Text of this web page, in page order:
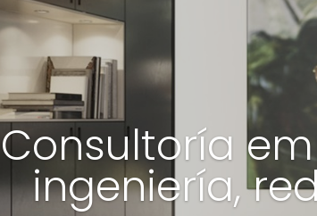
Consultoría
ingeniería,